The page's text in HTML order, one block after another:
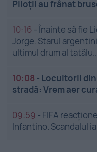
Piloții au frânat
10:16 -Înainte să fie
Jorge. Starul
ultimul drum al
10:08 - Locuitorii
stradă: Vrem aer
09:59 - FIFA
Infantino. Scandalul